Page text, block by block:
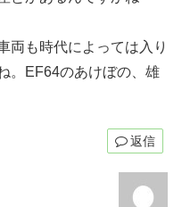
両も時代によっては入り
。EF64のあけぼの、雄
返信